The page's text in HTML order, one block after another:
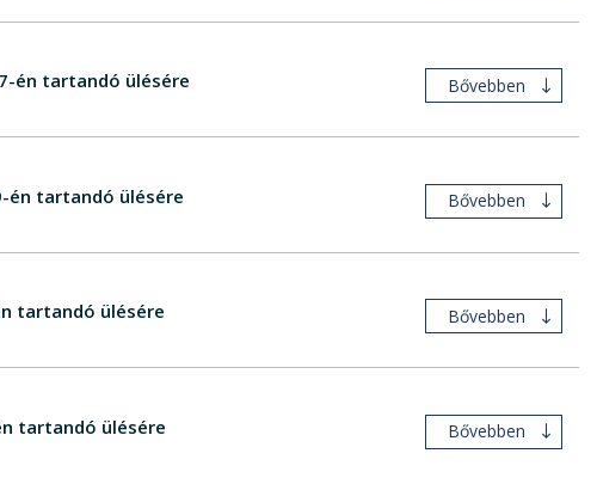
7-én tartandó ülésére Bővebben
én tartandó ülésére Bővebben
tartandó ülésére Bővebben
tartandó ülésére Bővebben